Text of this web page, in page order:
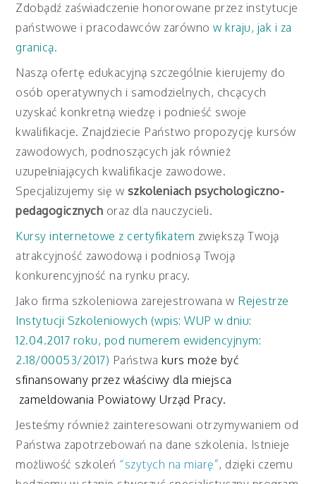
Zdobądź zaświadczenie honorowane przez instytucje
państwowe i pracodawców zarówno w kraju, jak i za
granicą.
Naszą ofertę edukacyjną szczególnie kierujemy do
osób operatywnych i samodzielnych, chcących
uzyskać konkretną wiedzę i podnieść swoje
kwalifikacje. Znajdziecie Państwo propozycję kursów
zawodowych, podnoszących jak również
uzupełniających kwalifikacje zawodowe.
Specjalizujemy się w szkoleniach psychologiczno-
pedagogicznych oraz dla nauczycieli.
Kursy internetowe z certyfikatem zwiększą Twoją
atrakcyjność zawodową i podniosą Twoją
konkurencyjność na rynku pracy.
Jako firma szkoleniowa zarejestrowana w Rejestrze
Instytucji Szkoleniowych (wpis: WUP w dniu:
12.04.2017 roku, pod numerem ewidencyjnym:
2.18/00053/2017) Państwa kurs może być
sfinansowany przez właściwy dla miejsca
zameldowania Powiatowy Urząd Pracy.
Jesteśmy również zainteresowani otrzymywaniem od
Państwa zapotrzebowań na dane szkolenia. Istnieje
możliwość szkoleń “szytych na miarę”, dzięki czemu